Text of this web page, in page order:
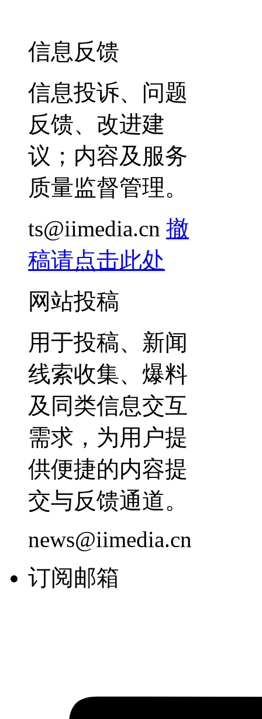
信息反馈
信息投诉、问题
反馈、改进建
议；内容及服务
质量监督管理。
ts@iimedia.cn 撤
稿请点击此处
网站投稿
用于投稿、新闻
线索收集、爆料
及同类信息交互
需求，为用户提
供便捷的内容提
交与反馈通道。
news@iimedia.cn
订阅邮箱